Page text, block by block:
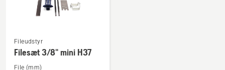
Se
flere
detaljer
Fileudstyr
Filesæt 3/8" mini H37
File (mm)